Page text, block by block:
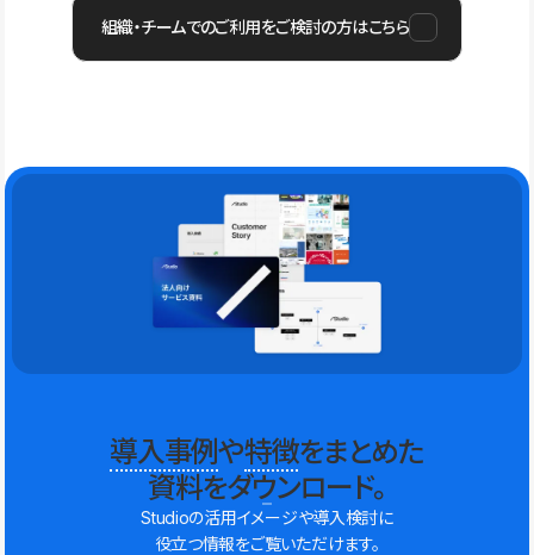
組織・チームでのご利用をご検討の方はこちら
導入事例や特徴をまとめた
資料をダウンロード。
Studioの活用イメージや導入検討に
役立つ情報をご覧いただけます。